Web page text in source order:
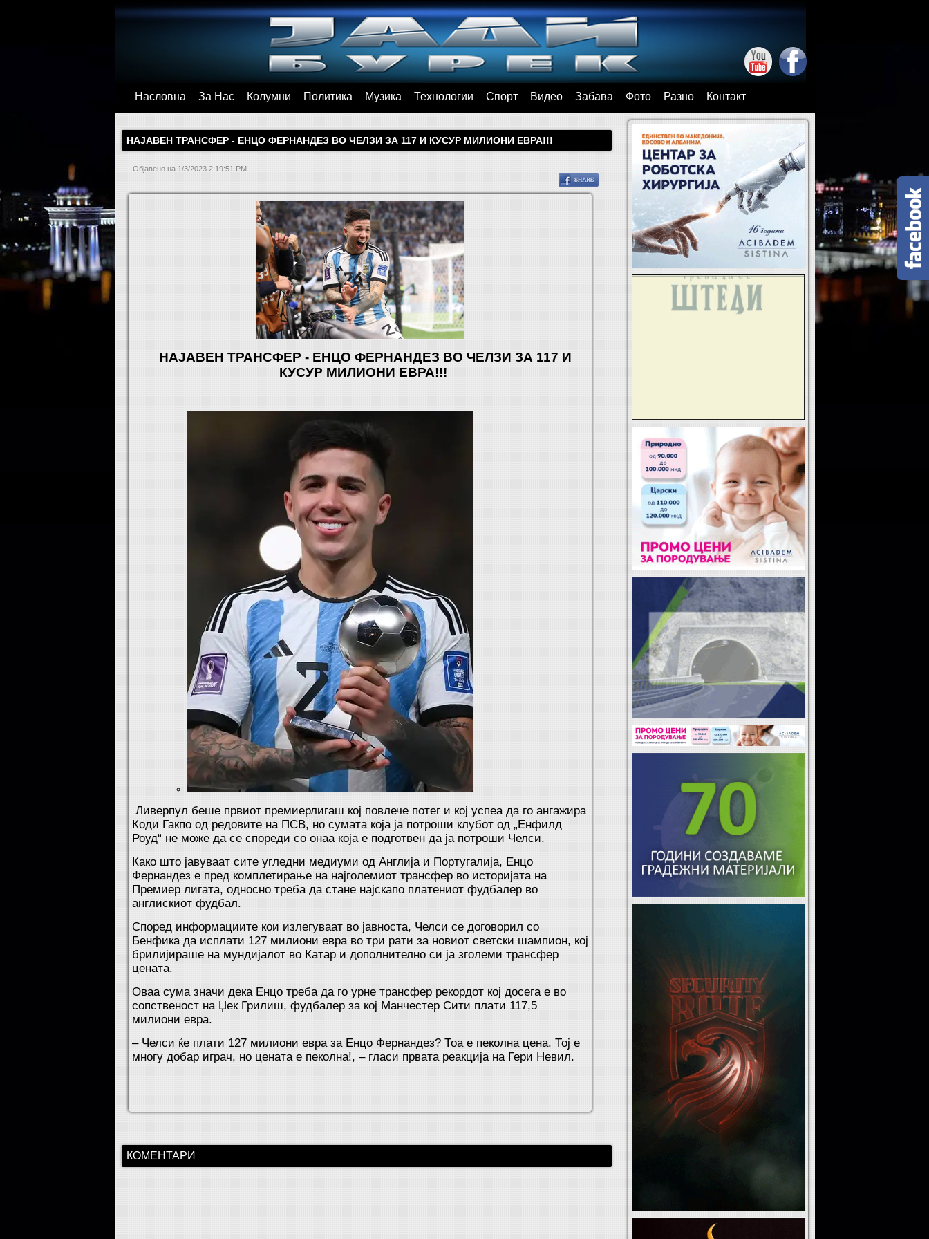
Насловна За Нас Колумни Политика Музика Технологии Спорт Видео Забава Фото Разно Контакт
НАЈАВЕН ТРАНСФЕР - ЕНЦО ФЕРНАНДЕЗ ВО ЧЕЛЗИ ЗА 117 И КУСУР МИЛИОНИ ЕВРА!!!
Објавено на 1/3/2023 2:19:51 PM
НАЈАВЕН ТРАНСФЕР - ЕНЦО ФЕРНАНДЕЗ ВО ЧЕЛЗИ ЗА 117 И
КУСУР МИЛИОНИ ЕВРА!!!
Ливерпул беше првиот премиерлигаш кој повлече потег и кој успеа да го ангажира
Коди Гакпо од редовите на ПСВ, но сумата која ја потроши клубот од „Енфилд
Роуд“ не може да се спореди со онаа која е подготвен да ја потроши Челси.
Како што јавуваат сите угледни медиуми од Англија и Португалија, Енцо
Фернандез е пред комплетирање на најголемиот трансфер во историјата на
Премиер лигата, односно треба да стане најскапо платениот фудбалер во
англискиот фудбал.
Според информациите кои излегуваат во јавноста, Челси се договорил со
Бенфика да исплати 127 милиони евра во три рати за новиот светски шампион, кој
брилијираше на мундијалот во Катар и дополнително си ја зголеми трансфер
цената.
Оваа сума значи дека Енцо треба да го урне трансфер рекордот кој досега е во
сопственост на Џек Грилиш, фудбалер за кој Манчестер Сити плати 117,5
милиони евра.
– Челси ќе плати 127 милиони евра за Енцо Фернандез? Тоа е пеколна цена. Тој е
многу добар играч, но цената е пеколна!, – гласи првата реакција на Гери Невил.
КОМЕНТАРИ